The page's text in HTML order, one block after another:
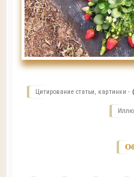
Цитирование статьи, картинки -